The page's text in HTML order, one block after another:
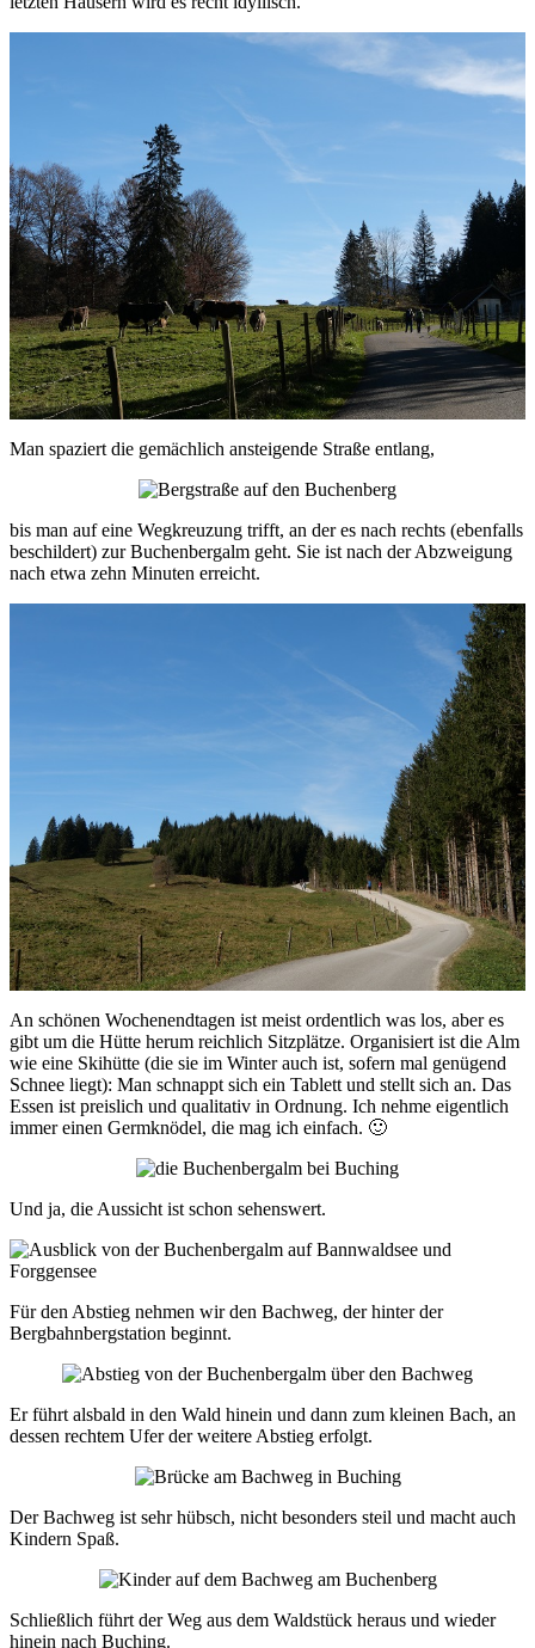
Man spaziert die gemächlich ansteigende Straße entlang,
bis man auf eine Wegkreuzung trifft, an der es nach rechts (ebenfalls
beschildert) zur Buchenbergalm geht. Sie ist nach der Abzweigung
nach etwa zehn Minuten erreicht.
An schönen Wochenendtagen ist meist ordentlich was los, aber es
gibt um die Hütte herum reichlich Sitzplätze. Organisiert ist die Alm
wie eine Skihütte (die sie im Winter auch ist, sofern mal genügend
Schnee liegt): Man schnappt sich ein Tablett und stellt sich an. Das
Essen ist preislich und qualitativ in Ordnung. Ich nehme eigentlich
immer einen Germknödel, die mag ich einfach. 🙂
Und ja, die Aussicht ist schon sehenswert.
Für den Abstieg nehmen wir den Bachweg, der hinter der
Bergbahnbergstation beginnt.
Er führt alsbald in den Wald hinein und dann zum kleinen Bach, an
dessen rechtem Ufer der weitere Abstieg erfolgt.
Der Bachweg ist sehr hübsch, nicht besonders steil und macht auch
Kindern Spaß.
Schließlich führt der Weg aus dem Waldstück heraus und wieder
hinein nach Buching.